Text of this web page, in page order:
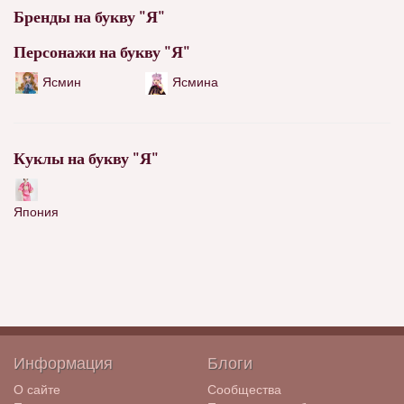
Бренды на букву "Я"
Персонажи на букву "Я"
Ясмин Ясмина
Куклы на букву "Я"
Япония
Информация
О сайте
Блоги
Сообщества